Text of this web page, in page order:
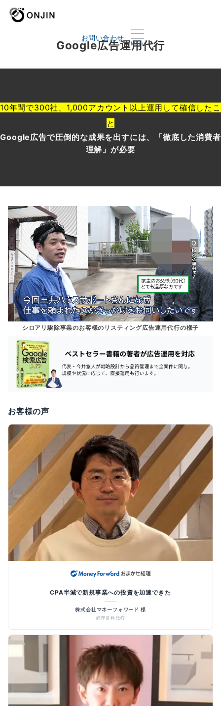
お問い合わせ
Menu
Google広告運用代行
10年間で300社、1,000アカウント以上運用して確信したこ
と
Google広告で圧倒的な成果を出すには、「徹底した消費者
理解」が必要
シロアリ駆除事業のお客様のリスティング広告運用代行の様子
お客様の声
CPA半減で新規事業への投資を加速できた
株式会社マネーフォワード 様
経理業務代行